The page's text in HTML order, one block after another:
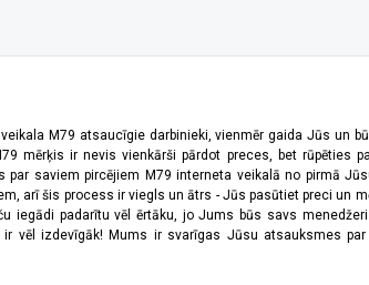
M79 atsaucīgie darbinieki, vienmēr gaida Jūs un
mērķis ir nevis vienkārši pārdot preces, bet rūpēties
par saviem pircējiem M79 interneta veikalā no pirmā
arī šis process ir viegls un ātrs - Jūs pasūtiet preci un
iegādi padarītu vēl ērtāku, jo Jums būs savs
vēl izdevīgāk! Mums ir svarīgas Jūsu atsauksmes